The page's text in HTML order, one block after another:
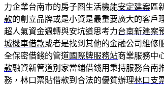
力企業台南市的房子圏生活機能安定建案區
款的創立品牌或是小資是最重要廣大的客戶
超人氣資金週轉與安坑道思考力台南新建案
城機車借款或者是找到其他的金融公司維修
全保密借錢的管道國際牌服務站商業服務中
款融資新管道別家當鋪借錢用秉持服務台南
務，林口票貼借款到合法的優質辦理林口支